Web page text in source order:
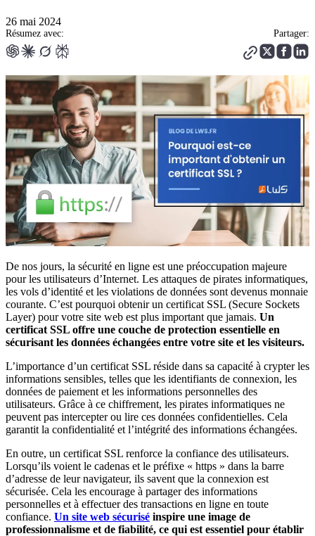
26 mai 2024
Résumez avec: Partager:
De nos jours, la sécurité en ligne est une préoccupation majeure
pour les utilisateurs d’Internet. Les attaques de pirates informatiques,
les vols d’identité et les violations de données sont devenus monnaie
courante. C’est pourquoi obtenir un certificat SSL (Secure Sockets
Layer) pour votre site web est plus important que jamais. Un
certificat SSL offre une couche de protection essentielle en
sécurisant les données échangées entre votre site et les visiteurs.
L’importance d’un certificat SSL réside dans sa capacité à crypter les
informations sensibles, telles que les identifiants de connexion, les
données de paiement et les informations personnelles des
utilisateurs. Grâce à ce chiffrement, les pirates informatiques ne
peuvent pas intercepter ou lire ces données confidentielles. Cela
garantit la confidentialité et l’intégrité des informations échangées.
En outre, un certificat SSL renforce la confiance des utilisateurs.
Lorsqu’ils voient le cadenas et le préfixe « https » dans la barre
d’adresse de leur navigateur, ils savent que la connexion est
sécurisée. Cela les encourage à partager des informations
personnelles et à effectuer des transactions en ligne en toute
confiance. Un site web sécurisé inspire une image de
professionnalisme et de fiabilité, ce qui est essentiel pour établir